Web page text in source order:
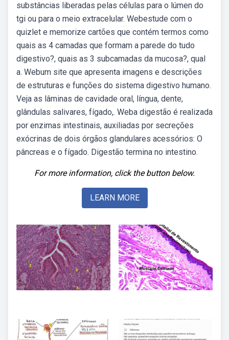
substâncias liberadas pelas células para o lúmen do
tgi ou para o meio extracelular. Webestude com o
quizlet e memorize cartões que contém termos como
quais as 4 camadas que formam a parede do tudo
digestivo?, quais as 3 subcamadas da mucosa?, qual
a. Webum site que apresenta imagens e descrições
de estruturas e funções do sistema digestivo humano.
Veja as lâminas de cavidade oral, língua, dente,
glândulas salivares, fígado,. Weba digestão é realizada
por enzimas intestinais, auxiliadas por secreções
exócrinas de dois órgãos glandulares acessórios: O
pâncreas e o fígado. Digestão termina no intestino.
For more information, click the button below.
LEARN MORE